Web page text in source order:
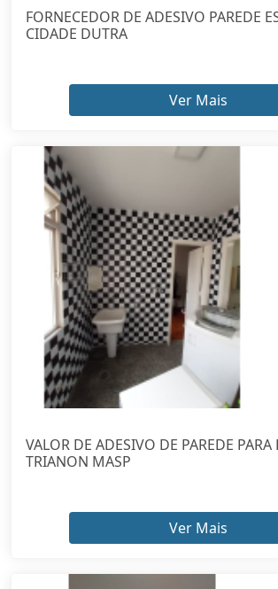
FORNECEDOR DE ADESIVO PAREDE
CIDADE DUTRA
Ver Mais
VALOR DE ADESIVO DE PAREDE
TRIANON MASP
Ver Mais